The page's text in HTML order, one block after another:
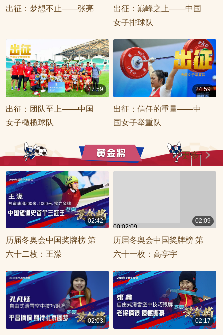
出征：梦想不止——张亮
出征：巅峰之上——中国
女子排球队
47:59
出征：团队至上——中国
女子橄榄球队
24:59
出征：信任的重量——中
国女子举重队
更多
02:42
历届冬奥会中国奖牌榜 第
六十二枚：王濛
00:02:09
02:09
历届冬奥会中国奖牌榜 第
六十一枚：高亭宇
02:03 02:17